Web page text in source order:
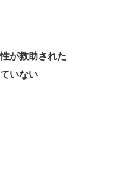
が救助された
いない